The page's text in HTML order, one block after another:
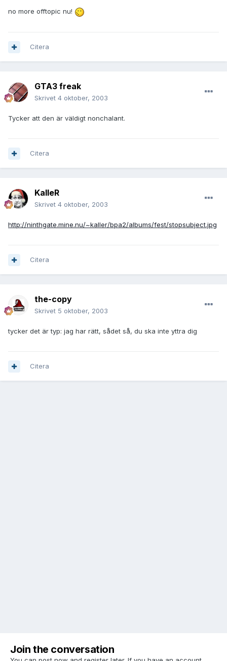
no more offtopic nu!
Citera
GTA3 freak
Skrivet 4 oktober, 2003
Tycker att den är väldigt nonchalant.
Citera
KalleR
Skrivet 4 oktober, 2003
http://ninthgate.mine.nu/~kaller/bpa2/albums/fest/stopsubject.jpg
Citera
the-copy
Skrivet 5 oktober, 2003
tycker det är typ: jag har rätt, sådet så, du ska inte yttra dig
Citera
Join the conversation